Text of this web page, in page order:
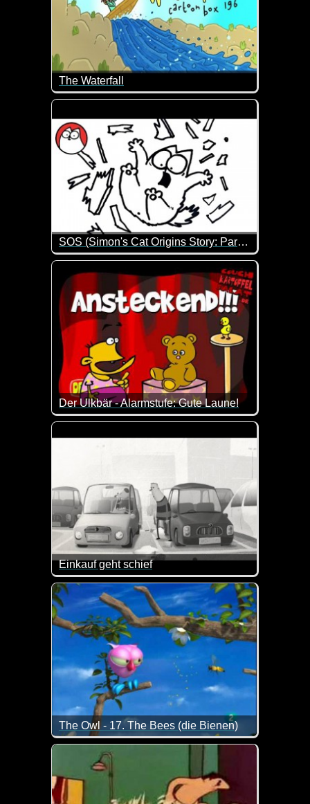
The Waterfall
Die Videos von Cartoonbox sind so dämlich, dass
SOS (Simon's Cat Origins Story: Part 3)
Baby Simon's Cat ist wirklich typisch Katze. Mehr
Der Ulkbär - Alarmstufe: Gute Laune!
Man könnte es auch explosive Stimmung nennen
Einkauf geht schief
Es ist mal wieder Zeit für diesen alten Klassiker.
The Owl - 17. The Bees (die Bienen)
Was lernen wir aus diesem Video? Lege dich